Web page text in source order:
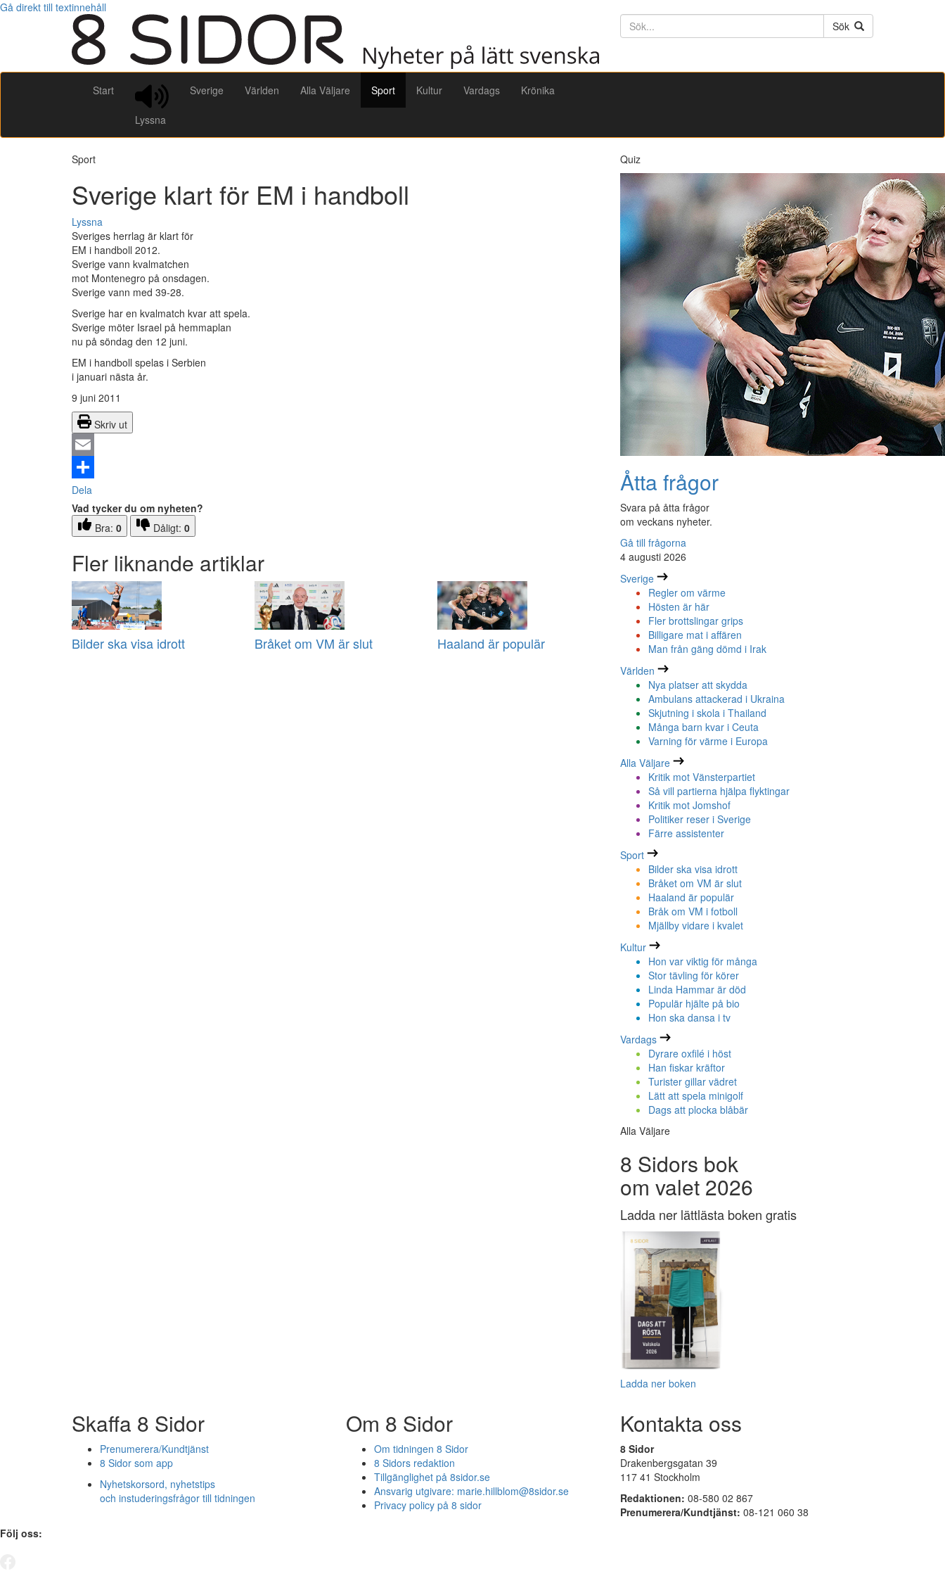
Gå direkt till textinnehåll
Söktext
Sök
Start
Lyssna
Sverige Världen Alla Väljare Sport Kultur Vardags Krönika
Sport
Sverige klart för EM i handboll
Lyssna
Sveriges herrlag är klart för
EM i handboll 2012.
Sverige vann kvalmatchen
mot Montenegro på onsdagen.
Sverige vann med 39-28.
Sverige har en kvalmatch kvar att spela.
Sverige möter Israel på hemmaplan
nu på söndag den 12 juni.
EM i handboll spelas i Serbien
i januari nästa år.
9 juni 2011
Skriv ut
Email
Dela
Vad tycker du om nyheten?
Bra: 0 Dåligt: 0
Fler liknande artiklar
Bilder ska visa idrott Bråket om VM är slut Haaland är populär
Quiz
Åtta frågor
Svara på åtta frågor
om veckans nyheter.
Gå till frågorna
4 augusti 2026
Sverige
Regler om värme
Hösten är här
Fler brottslingar grips
Billigare mat i affären
Man från gäng dömd i Irak
Världen
Nya platser att skydda
Ambulans attackerad i Ukraina
Skjutning i skola i Thailand
Många barn kvar i Ceuta
Varning för värme i Europa
Alla Väljare
Kritik mot Vänsterpartiet
Så vill partierna hjälpa flyktingar
Kritik mot Jomshof
Politiker reser i Sverige
Färre assistenter
Sport
Bilder ska visa idrott
Bråket om VM är slut
Haaland är populär
Bråk om VM i fotboll
Mjällby vidare i kvalet
Kultur
Hon var viktig för många
Stor tävling för körer
Linda Hammar är död
Populär hjälte på bio
Hon ska dansa i tv
Vardags
Dyrare oxfilé i höst
Han fiskar kräftor
Turister gillar vädret
Lätt att spela minigolf
Dags att plocka blåbär
Alla Väljare
8 Sidors bok
om valet 2026
Ladda ner lättlästa boken gratis
Ladda ner boken
Skaffa 8 Sidor
Prenumerera/Kundtjänst
8 Sidor som app
Nyhetskorsord, nyhetstips
och instuderingsfrågor till tidningen
Om 8 Sidor
Om tidningen 8 Sidor
8 Sidors redaktion
Tillgänglighet på 8sidor.se
Ansvarig utgivare: marie.hillblom@8sidor.se
Privacy policy på 8 sidor
Kontakta oss
8 Sidor
Drakenbergsgatan 39
117 41 Stockholm
Redaktionen: 08-580 02 867
Prenumerera/Kundtjänst: 08-121 060 38
Följ oss: